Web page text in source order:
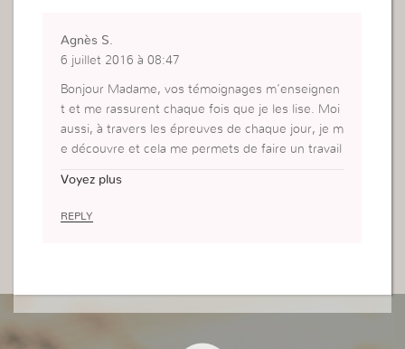
Agnès S.
6 juillet 2016 à 08:47
Bonjour Madame, vos témoignages m’enseignen
t et me rassurent chaque fois que je les lise. Moi
aussi, à travers les épreuves de chaque jour, je m
e découvre et cela me permets de faire un travail
spirituelle. Ce n’est pas facile, mais quand je vois
le bon résultat, je suis contente et satisfaite de c
Voyez plus
REPLY